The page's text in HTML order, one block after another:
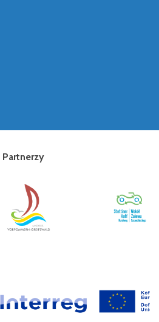
Partnerzy